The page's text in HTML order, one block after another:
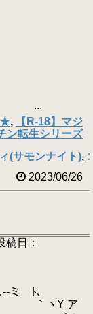
★,
【R-18】マジ
ン転生シリーズ
(サモンナイト),
2023/06/26
日：
､
ア